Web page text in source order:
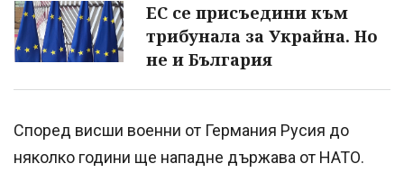
ЕС се присъедини към
трибунала за Украйна. Но
не и България
Според висши военни от Германия Русия до
няколко години ще нападне държава от НАТО.